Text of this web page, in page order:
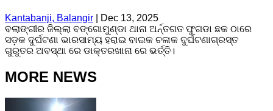
Kantabanji, Balangir
Dec 13, 2025
ବଲାଙ୍ଗୀର ଜିଲ୍ଲା ବଙ୍ଗୋମୁଣ୍ଡା ଥାନା ଅର୍ନ୍ତଗତ ଫୁଗଡା ଛକ ଠାରେ
ସଡ଼କ ଦୁର୍ଘଟଣା ଭାରସାମ୍ୟ ହରାଇ ବାଇକ ଚଳାକ ଦୁର୍ଘଟଣାଗ୍ରସ୍ତ
ଗୁରୁତର ଅବସ୍ଥା ରେ ଡାକ୍ତରଖାନା ରେ ଭର୍ତ୍ତି।
MORE NEWS